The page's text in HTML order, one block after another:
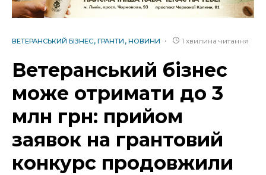
ВЕТЕРАНСЬКИЙ БІЗНЕС ГРАНТИ НОВИНИ 1 хвилина читання
Ветеранський бізнес
може отримати до 3
млн грн: прийом
заявок на грантовий
конкурс продовжили